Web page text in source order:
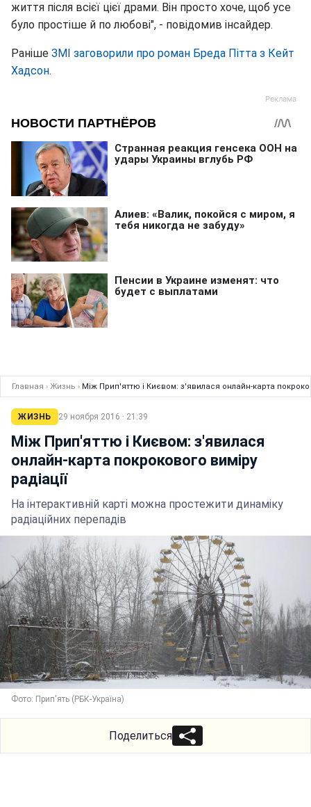
життя після всієї цієї драми. Він просто хоче, щоб усе
було простіше й по любові", - повідомив інсайдер.
Раніше ЗМІ заговорили про роман Бреда Пітта з Кейт
Хадсон.
Главная › Жизнь › Між Прип'яттю і Києвом: з'явилася онлайн-карта
ЖИЗНЬ 29 ноября 2016 · 21:39
Між Прип'яттю і Києвом: з'явилася
онлайн-карта покрокового виміру
радіації
На інтерактивній карті можна простежити динаміку
радіаційних перепадів
Фото: Прип'ять (РБК-Україна)
Поделиться